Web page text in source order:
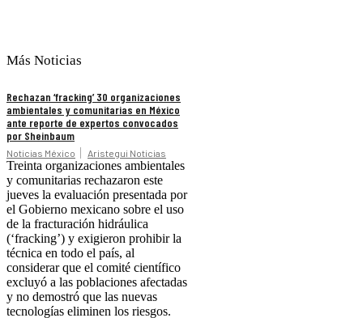
Más Noticias
Rechazan ‘fracking’ 30 organizaciones
ambientales y comunitarias en México
ante reporte de expertos convocados
por Sheinbaum
Noticias México Aristegui Noticias
Treinta organizaciones ambientales
y comunitarias rechazaron este
jueves la evaluación presentada por
el Gobierno mexicano sobre el uso
de la fracturación hidráulica
(‘fracking’) y exigieron prohibir la
técnica en todo el país, al
considerar que el comité científico
excluyó a las poblaciones afectadas
y no demostró que las nuevas
tecnologías eliminen los riesgos.